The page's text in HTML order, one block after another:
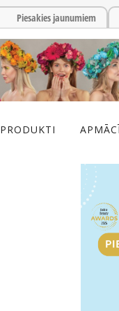
Piesakies jaunumiem
PRODUKTI